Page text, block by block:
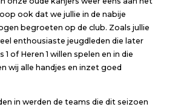
ook dat we jullie in de nabije
begroeten op de club. Zoals jullie
enthousiaste jeugdleden die later
of Heren 1 willen spelen en in die
wij alle handjes en inzet goed
in werden de teams die dit seizoen